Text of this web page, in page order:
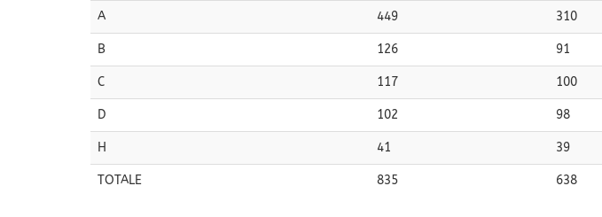
A 449 310
B 126 91
C 117 100
D 102 98
H 41 39
TOTALE 835 638